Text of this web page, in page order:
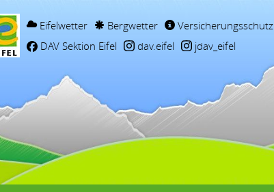
Eifelwetter Bergwetter Versicherungsschutz
DAV Sektion Eifel
dav.eifel jdav_eifel